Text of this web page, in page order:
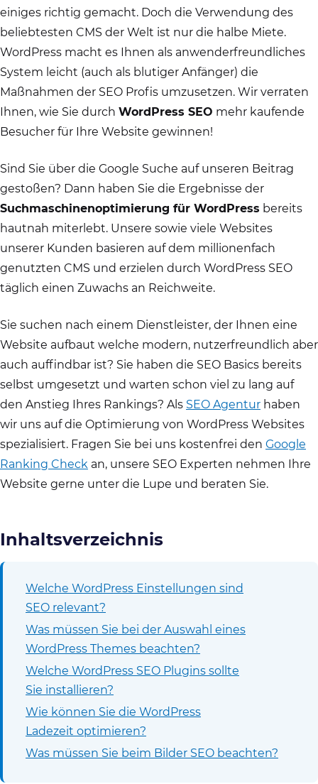
einiges richtig gemacht. Doch die Verwendung des
beliebtesten CMS der Welt ist nur die halbe Miete.
WordPress macht es Ihnen als anwenderfreundliches
System leicht (auch als blutiger Anfänger) die
Maßnahmen der SEO Profis umzusetzen. Wir verraten
Ihnen, wie Sie durch WordPress SEO mehr kaufende
Besucher für Ihre Website gewinnen!
Sind Sie über die Google Suche auf unseren Beitrag
gestoßen? Dann haben Sie die Ergebnisse der
Suchmaschinenoptimierung für WordPress bereits
hautnah miterlebt. Unsere sowie viele Websites
unserer Kunden basieren auf dem millionenfach
genutzten CMS und erzielen durch WordPress SEO
täglich einen Zuwachs an Reichweite.
Sie suchen nach einem Dienstleister, der Ihnen eine
Website aufbaut welche modern, nutzerfreundlich aber
auch auffindbar ist? Sie haben die SEO Basics bereits
selbst umgesetzt und warten schon viel zu lang auf
den Anstieg Ihres Rankings? Als SEO Agentur haben
wir uns auf die Optimierung von WordPress Websites
spezialisiert. Fragen Sie bei uns kostenfrei den Google
Ranking Check an, unsere SEO Experten nehmen Ihre
Website gerne unter die Lupe und beraten Sie.
Inhaltsverzeichnis
Welche WordPress Einstellungen sind
SEO relevant?
Was müssen Sie bei der Auswahl eines
WordPress Themes beachten?
Welche WordPress SEO Plugins sollte
Sie installieren?
Wie können Sie die WordPress
Ladezeit optimieren?
Was müssen Sie beim Bilder SEO beachten?